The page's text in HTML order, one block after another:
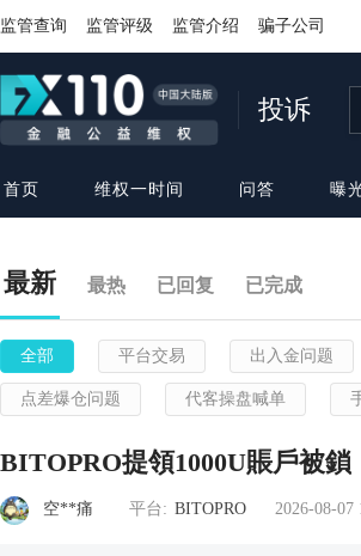
监管查询 监管评级 监管介绍 骗子公司
投诉
首页 维权一时间 问答 曝
最新 最热 已回复 已完成
全部 平台交易 出入金问题
点差爆仓问题 代客操盘喊单
BITOPRO提領1000U賬戶被鎖
空**痛 平台: BITOPRO 2026-08-07